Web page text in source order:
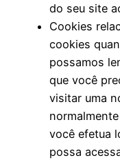
do seu site
Cookies
cookies
possamos
que você
visitar uma
você efetua
possa